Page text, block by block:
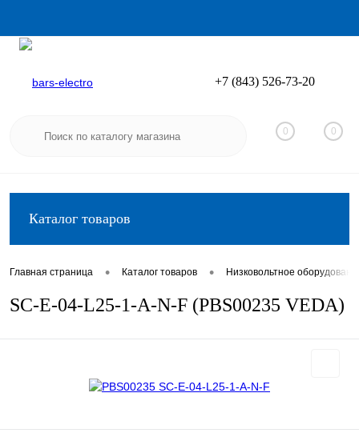
Вход
+7 (843) 526-73-20
0 0
Каталог товаров
Главная страница • Каталог товаров • Низковольтное
SC-E-04-L25-1-A-N-F (PBS00235 VEDA)